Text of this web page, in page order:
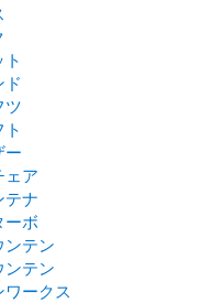
ツ
ー
ェア
テナ
ーボ
ンテン
ンテン
ークス